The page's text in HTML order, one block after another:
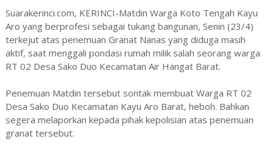
Suarakerinci.com, KERINCI-Matdin Warga Koto Tengah Kayu
Aro yang berprofesi sebagai tukang bangunan, Senin (23/4)
terkejut atas penemuan Granat Nanas yang diduga masih
aktif, saat menggali pondasi rumah milik salah seorang warga
RT 02 Desa Sako Duo Kecamatan Air Hangat Barat.
Penemuan Matdin tersebut sontak membuat Warga RT 02
Desa Sako Duo Kecamatan Kayu Aro Barat, heboh. Bahkan
segera melaporkan kepada pihak kepolisian atas penemuan
granat tersebut.